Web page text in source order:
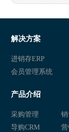
服装销售软件
服装销售软件
服装销售管
解决方案
进销存ERP
会员管理系统
产品介绍
采购管理
导购CRM